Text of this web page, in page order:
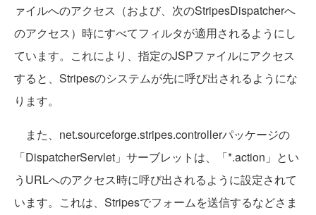
ァイルへのアクセス（および、次のStripesDispatcherへ
のアクセス）時にすべてフィルタが適用されるようにし
ています。これにより、指定のJSPファイルにアクセス
すると、Stripesのシステムが先に呼び出されるようにな
ります。
また、net.sourceforge.stripes.controllerパッケージの
「DispatcherServlet」サーブレットは、「*.action」とい
うURLへのアクセス時に呼び出されるように設定されて
います。これは、Stripesでフォームを送信するなどさま